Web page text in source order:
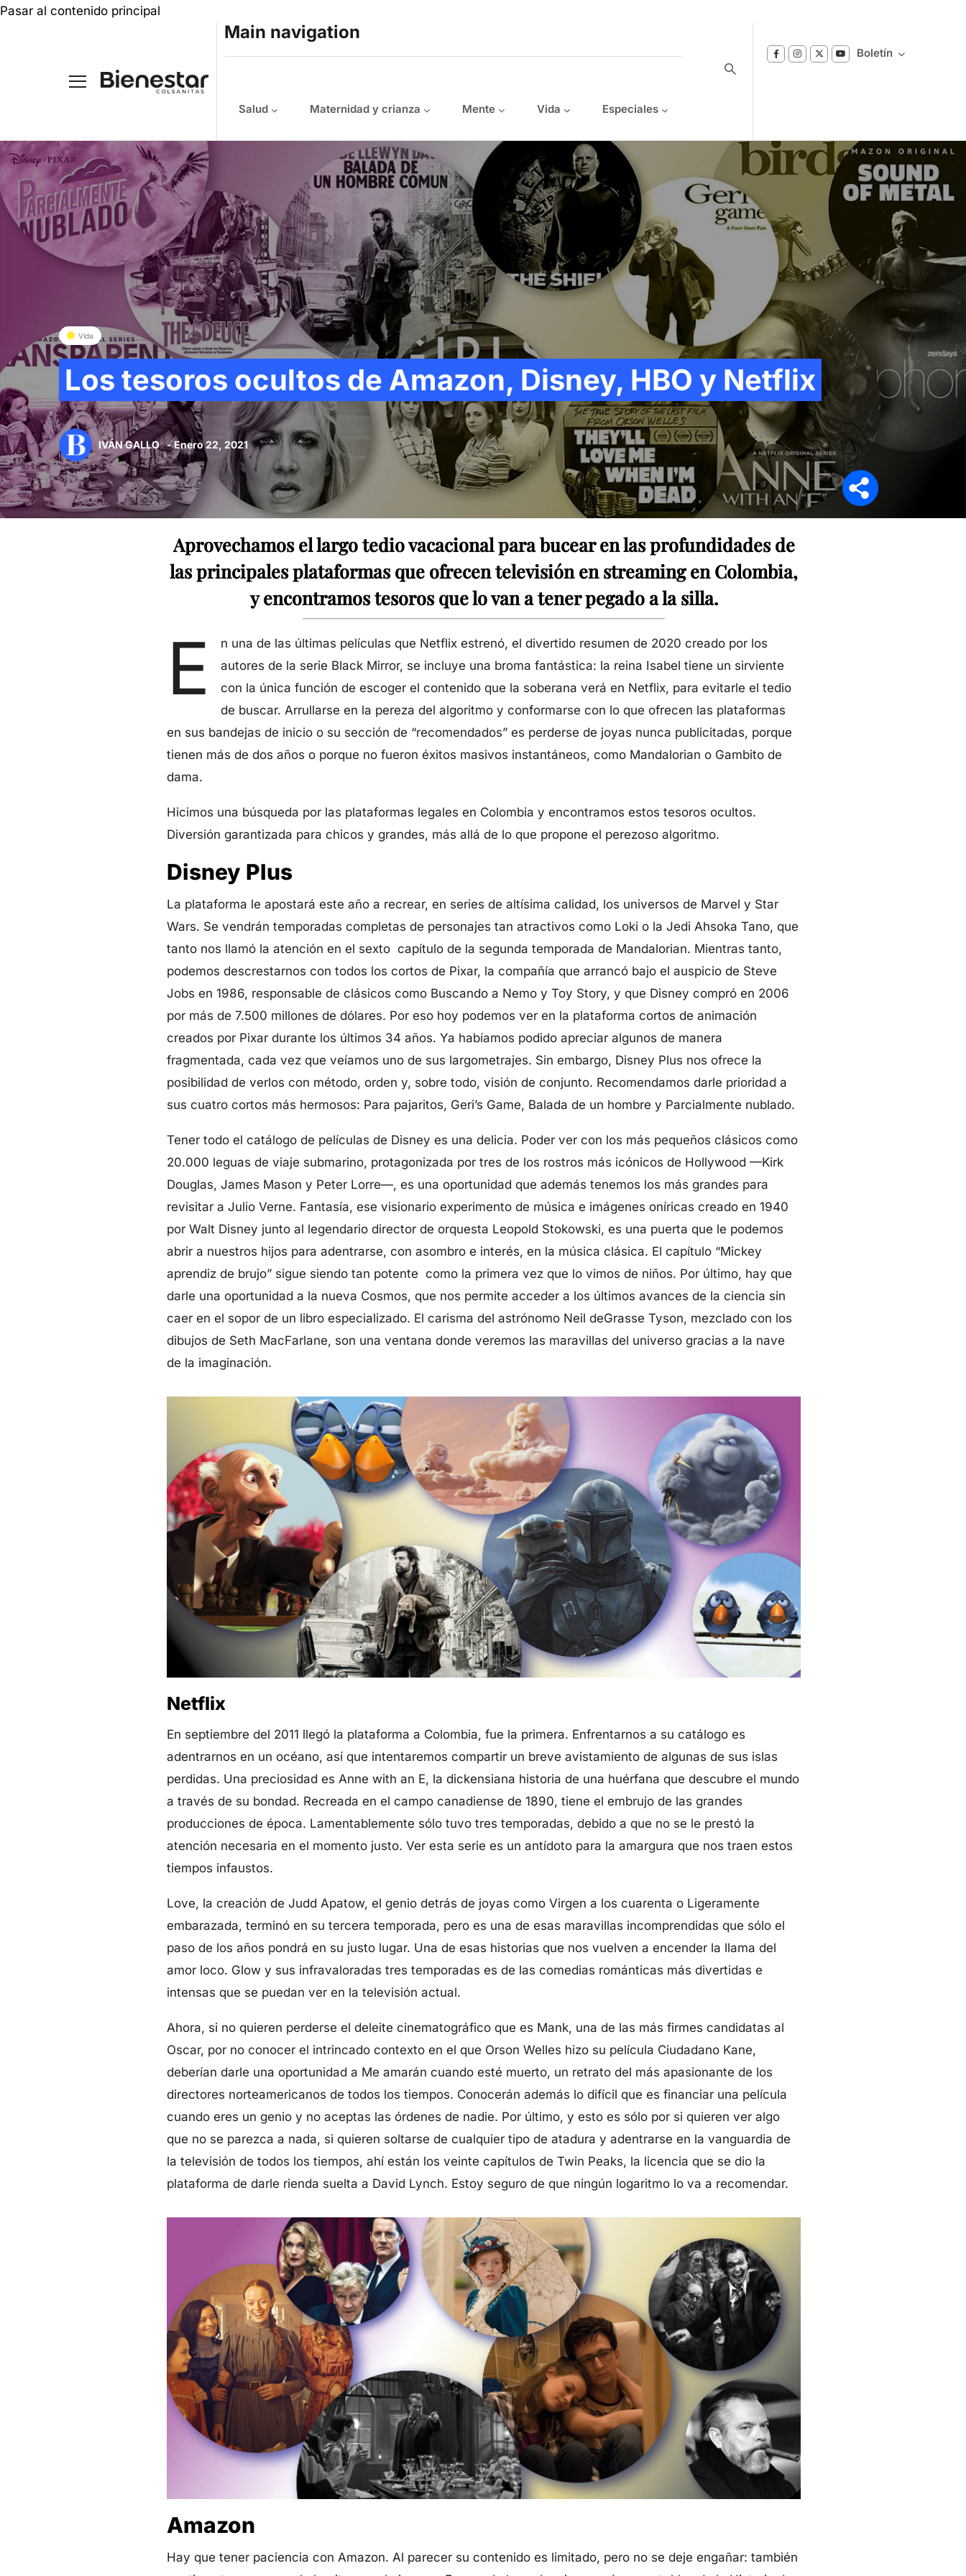
Pasar al contenido principal
Main navigation
Salud Maternidad y crianza Mente Vida Especiales
Boletín
Suscríbase a nuestro boletín
Reciba notificaciones sobre los temas de
Bienestar que le interesan.
Síganos en
Vida
Los tesoros ocultos de Amazon, Disney, HBO y Netflix
IVÁN GALLO - Enero 22, 2021
Aprovechamos el largo tedio vacacional para bucear en las profundidades de
las principales plataformas que ofrecen televisión en streaming en Colombia,
y encontramos tesoros que lo van a tener pegado a la silla.
E
n una de las últimas películas que Netflix estrenó, el divertido resumen de 2020 creado por los
autores de la serie Black Mirror, se incluye una broma fantástica: la reina Isabel tiene un sirviente
con la única función de escoger el contenido que la soberana verá en Netflix, para evitarle el tedio
de buscar. Arrullarse en la pereza del algoritmo y conformarse con lo que ofrecen las plataformas
en sus bandejas de inicio o su sección de “recomendados” es perderse de joyas nunca publicitadas, porque
tienen más de dos años o porque no fueron éxitos masivos instantáneos, como Mandalorian o Gambito de
dama.
Hicimos una búsqueda por las plataformas legales en Colombia y encontramos estos tesoros ocultos.
Diversión garantizada para chicos y grandes, más allá de lo que propone el perezoso algoritmo.
Disney Plus
La plataforma le apostará este año a recrear, en series de altísima calidad, los universos de Marvel y Star
Wars. Se vendrán temporadas completas de personajes tan atractivos como Loki o la Jedi Ahsoka Tano, que
tanto nos llamó la atención en el sexto capítulo de la segunda temporada de Mandalorian. Mientras tanto,
podemos descrestarnos con todos los cortos de Pixar, la compañía que arrancó bajo el auspicio de Steve
Jobs en 1986, responsable de clásicos como Buscando a Nemo y Toy Story, y que Disney compró en 2006
por más de 7.500 millones de dólares. Por eso hoy podemos ver en la plataforma cortos de animación
creados por Pixar durante los últimos 34 años. Ya habíamos podido apreciar algunos de manera
fragmentada, cada vez que veíamos uno de sus largometrajes. Sin embargo, Disney Plus nos ofrece la
posibilidad de verlos con método, orden y, sobre todo, visión de conjunto. Recomendamos darle prioridad a
sus cuatro cortos más hermosos: Para pajaritos, Geri’s Game, Balada de un hombre y Parcialmente nublado.
Tener todo el catálogo de películas de Disney es una delicia. Poder ver con los más pequeños clásicos como
20.000 leguas de viaje submarino, protagonizada por tres de los rostros más icónicos de Hollywood —Kirk
Douglas, James Mason y Peter Lorre—, es una oportunidad que además tenemos los más grandes para
revisitar a Julio Verne. Fantasía, ese visionario experimento de música e imágenes oníricas creado en 1940
por Walt Disney junto al legendario director de orquesta Leopold Stokowski, es una puerta que le podemos
abrir a nuestros hijos para adentrarse, con asombro e interés, en la música clásica. El capítulo “Mickey
aprendiz de brujo” sigue siendo tan potente como la primera vez que lo vimos de niños. Por último, hay que
darle una oportunidad a la nueva Cosmos, que nos permite acceder a los últimos avances de la ciencia sin
caer en el sopor de un libro especializado. El carisma del astrónomo Neil deGrasse Tyson, mezclado con los
dibujos de Seth MacFarlane, son una ventana donde veremos las maravillas del universo gracias a la nave
de la imaginación.
Netflix
En septiembre del 2011 llegó la plataforma a Colombia, fue la primera. Enfrentarnos a su catálogo es
adentrarnos en un océano, así que intentaremos compartir un breve avistamiento de algunas de sus islas
perdidas. Una preciosidad es Anne with an E, la dickensiana historia de una huérfana que descubre el mundo
a través de su bondad. Recreada en el campo canadiense de 1890, tiene el embrujo de las grandes
producciones de época. Lamentablemente sólo tuvo tres temporadas, debido a que no se le prestó la
atención necesaria en el momento justo. Ver esta serie es un antídoto para la amargura que nos traen estos
tiempos infaustos.
Love, la creación de Judd Apatow, el genio detrás de joyas como Virgen a los cuarenta o Ligeramente
embarazada, terminó en su tercera temporada, pero es una de esas maravillas incomprendidas que sólo el
paso de los años pondrá en su justo lugar. Una de esas historias que nos vuelven a encender la llama del
amor loco. Glow y sus infravaloradas tres temporadas es de las comedias románticas más divertidas e
intensas que se puedan ver en la televisión actual.
Ahora, si no quieren perderse el deleite cinematográfico que es Mank, una de las más firmes candidatas al
Oscar, por no conocer el intrincado contexto en el que Orson Welles hizo su película Ciudadano Kane,
deberían darle una oportunidad a Me amarán cuando esté muerto, un retrato del más apasionante de los
directores norteamericanos de todos los tiempos. Conocerán además lo difícil que es financiar una película
cuando eres un genio y no aceptas las órdenes de nadie. Por último, y esto es sólo por si quieren ver algo
que no se parezca a nada, si quieren soltarse de cualquier tipo de atadura y adentrarse en la vanguardia de
la televisión de todos los tiempos, ahí están los veinte capítulos de Twin Peaks, la licencia que se dio la
plataforma de darle rienda suelta a David Lynch. Estoy seguro de que ningún logaritmo lo va a recomendar.
Amazon
Hay que tener paciencia con Amazon. Al parecer su contenido es limitado, pero no se deje engañar: también